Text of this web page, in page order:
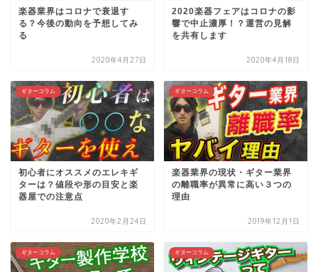
楽器業界はコロナで衰退す
る？今後の動向を予想してみ
る
2020年4月27日
2020楽器フェアはコロナの影
響で中止濃厚！？運営の見解
を共有します
2020年4月18日
ギターコラム
初心者にオススメのエレキギ
ターは？値段や形の目安と楽
器屋での注意点
2020年2月24日
ギターコラム
楽器業界の現状・ギター業界
の離職率が異常に高い３つの
理由
2019年12月1日
ギターコラム ギターコラム